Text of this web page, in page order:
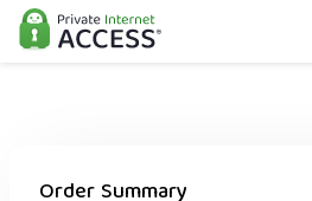
Order Summary